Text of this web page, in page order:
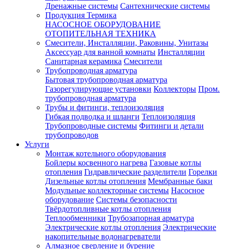
Дренажные системы Сантехнические системы
Продукция Термика
НАСОСНОЕ ОБОРУДОВАНИЕ
ОТОПИТЕЛЬНАЯ ТЕХНИКА
Смесители, Инсталляции, Раковины, Унитазы
Аксессуар для ванной комнаты Инсталляции
Санитарная керамика Смесители
Трубопроводная арматура
Бытовая трубопроводная арматура
Газорегулирующие установки Коллекторы Пром.
трубопроводная арматура
Трубы и фитинги, теплоизоляция
Гибкая подводка и шланги Теплоизоляция
Трубопроводные системы Фитинги и детали
трубопроводов
Услуги
Монтаж котельного оборудования
Бойлеры косвенного нагрева Газовые котлы
отопления Гидравлические разделители Горелки
Дизельные котлы отопления Мембранные баки
Модульные коллекторные системы Насосное
оборудование Системы безопасности
Твёрдотопливные котлы отопления
Теплообменники Трубозапорная арматура
Электрические котлы отопления Электрические
накопительные водонагреватели
Алмазное сверление и бурение